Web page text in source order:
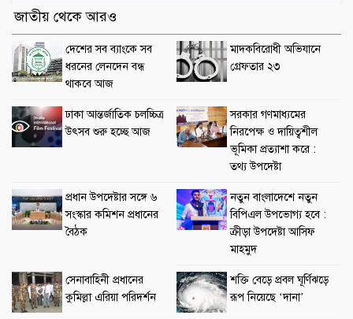
জাতীয় থেকে আরও
দেশের সব ব্যাংকে সব
ধরনের লেনদেন বন্ধ
থাকবে আজ
মাদকবিরোধী অভিযানে
গ্রেফতার ২৩
ঢাকা আন্তর্জাতিক চলচ্চিত্র
উৎসব শুরু হচ্ছে আজ
সরকার গণমাধ্যমের
নিরপেক্ষ ও দায়িত্বশীল
ভূমিকা প্রত্যাশা করে :
তথ্য উপদেষ্টা
প্রধান উপদেষ্টার সঙ্গে ৬
সংস্কার কমিশন প্রধানের
বৈঠক
নতুন বাংলাদেশে নতুন
বিপিএল উপভোগ্য হবে :
ক্রীড়া উপদেষ্টা আসিফ
মাহমুদ
সেনাবাহিনী প্রধানের
কুমিল্লা এরিয়া পরিদর্শন
শক্তি বেড়ে প্রবল ঘূর্ণিঝড়ে
রূপ নিয়েছে ‘দানা’